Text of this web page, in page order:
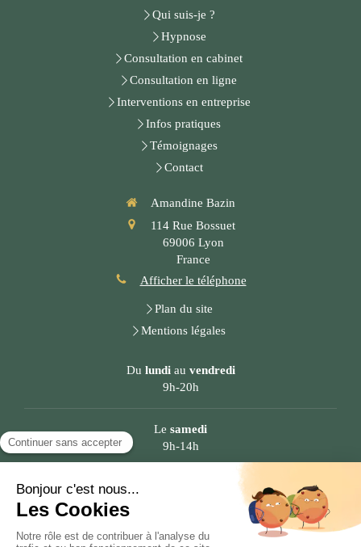
Qui suis-je ?
Hypnose
Consultation en cabinet
Consultation en ligne
Interventions en entreprise
Infos pratiques
Témoignages
Contact
Amandine Bazin
114 Rue Bossuet
69006 Lyon
France
Afficher le téléphone
Plan du site
Mentions légales
Du lundiau vendredi
9h-20h
Le samedi
9h-14h
Le cabinet est facilement accessible aux habitants Rhône (69)
Lyon, Centre ville, Presqu'île, Vaulx-en-Velin, Caluire-et-Cuire,
Bron, Sathonay-Camp, Rillieux-la-Pape, Saint-Cyr-au-Mont-d'Or,
Chassieu. Le cabinet est en centre ville, presqu'île accessible en